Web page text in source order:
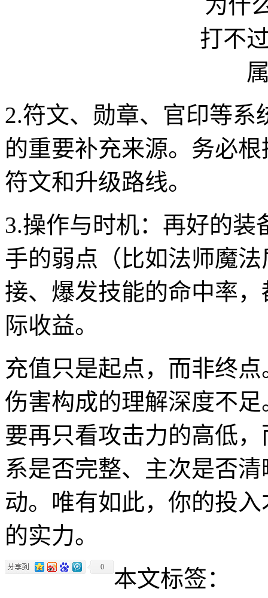
2.符文、勋章、官印等系
的重要补充来源。务必
符文和升级路线。
3.操作与时机：再好的
手的弱点（比如法师魔
接、爆发技能的命中率
际收益。
充值只是起点，而非终
伤害构成的理解深度不
要再只看攻击力的高低
系是否完整、主次是否
动。唯有如此，你的投
的实力。
0
本文标签：